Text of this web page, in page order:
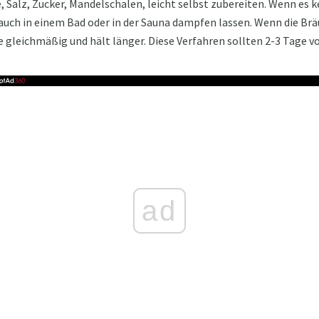
Salz, Zucker, Mandelschalen, leicht selbst zubereiten. Wenn
in einem Bad oder in der Sauna dampfen lassen. Wenn die
und hält länger. Diese Verfahren sollten 2-3 Tage
ad